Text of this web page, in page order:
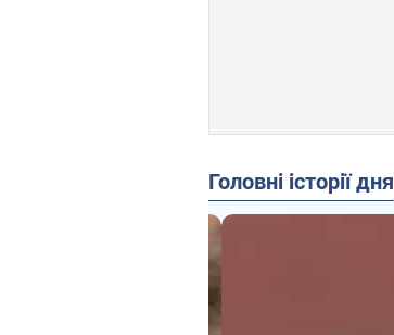
Головні історії дня